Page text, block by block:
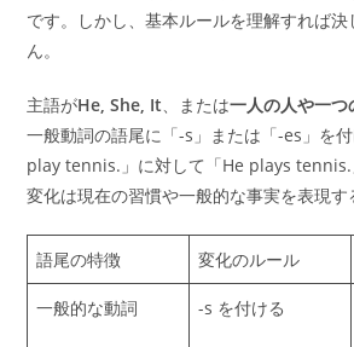
です。しかし、基本ルールを理解すれば
ん。
主語がHe, She, It、または一人の人や一つ
一般動詞の語尾に「-s」または「-es」を
play tennis.」に対して「He plays tennis.
変化は現在の習慣や一般的な事実を表現す
語尾の特徴 変化のルール
一般的な動詞 -s を付ける